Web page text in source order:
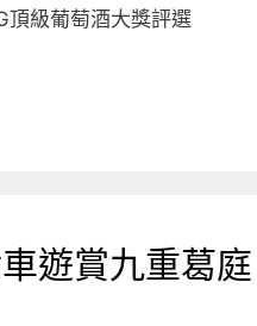
頂級葡萄酒大獎評選
遊賞九重葛庭